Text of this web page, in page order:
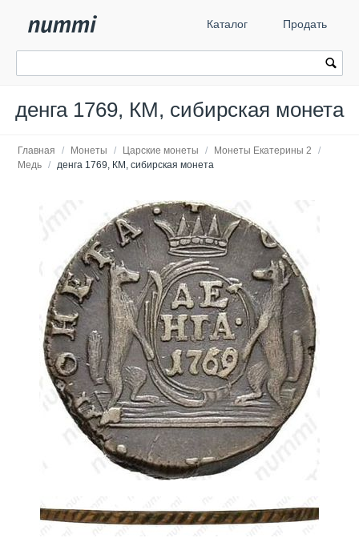
Каталог Продать
денга 1769, КМ, сибирская монета
Главная / Монеты / Царские монеты / Монеты Екатерины 2
/
Медь / денга 1769, КМ, сибирская монета